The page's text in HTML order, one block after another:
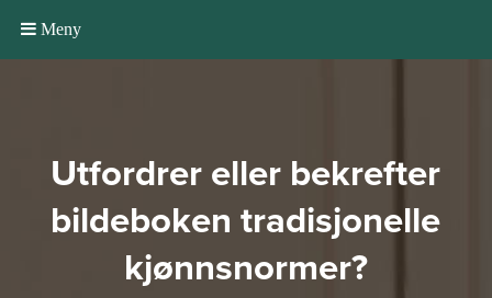
Meny
Utfordrer eller bekrefter
bildeboken tradisjonelle
kjønnsnormer?